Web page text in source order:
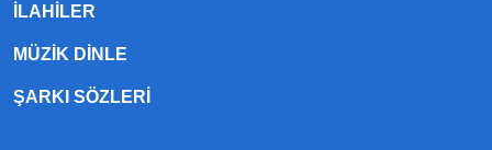
ILAHILER
MÜZIK DINLE
ŞARKI SÖZLERI